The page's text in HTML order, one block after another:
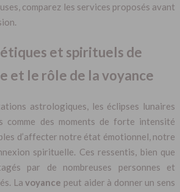
comparez les services proposés avant
et spirituels de
et le rôle de la voyance
astrologiques, les éclipses lunaires
comme des moments de forte intensité
d’affecter notre état émotionnel, notre
spirituelle. Ces ressentis, bien que
par de nombreuses personnes et
Lavoyance peut aider à donner un sens